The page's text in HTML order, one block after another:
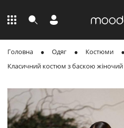
Головна Одяг Костюми
Класичний костюм з баскою